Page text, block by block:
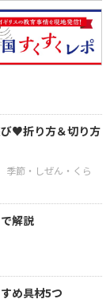
♥折り方＆切り方
解説
め具材5つ